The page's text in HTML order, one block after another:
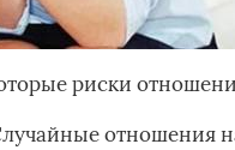
риски
отношения